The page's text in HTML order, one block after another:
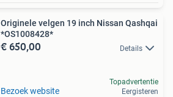
Originele velgen 19 inch Nissan Qashqai
*OS1008428*
€ 650,00 Details
Bezoek website
Topadvertentie
Eergisteren